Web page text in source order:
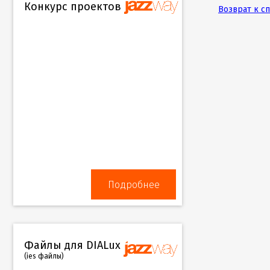
Конкурс проектов
Подробнее
Файлы для DIALux
(ies файлы)
Возврат к